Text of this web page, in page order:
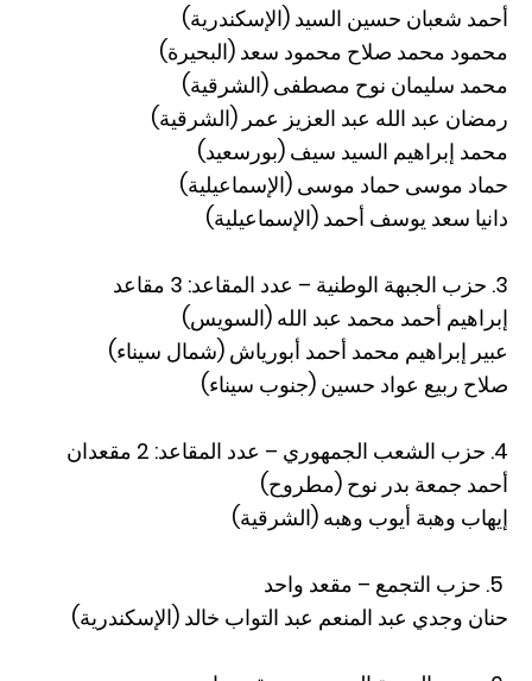
أحمد شعبان حسين السيد (الإسكندرية)
محمود محمد صلاح محمود سعد (البحيرة)
محمد سليمان نوح مصطفى (الشرقية)
رمضان عبد الله عبد العزيز عمر (الشرقية)
محمد إبراهيم السيد سيف (بورسعيد)
حماد موسى حماد موسى (الإسماعيلية)
دانيا سعد يوسف أحمد (الإسماعيلية)
3. حزب الجبهة الوطنية – عدد المقاعد: 3 مقاعد
إبراهيم أحمد محمد عبد الله (السويس)
عبير إبراهيم محمد أحمد أبورياش (شمال سيناء)
صلاح ربيع عواد حسين (جنوب سيناء)
4. حزب الشعب الجمهوري – عدد المقاعد: 2 مقعدان
أحمد جمعة بدر نوح (مطروح)
إيهاب وهبة أيوب وهبه (الشرقية)
حنان وجدي عبد المنعم عبد التواب خالد (الإسكندرية)